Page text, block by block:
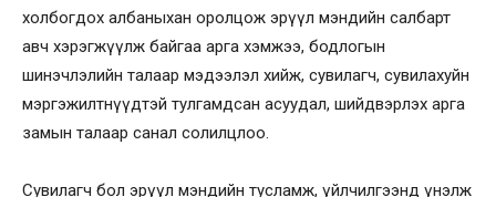
холбогдох албаныхан оролцож эрүүл мэндийн салбарт
авч хэрэгжүүлж байгаа арга хэмжээ, бодлогын
шинэчлэлийн талаар мэдээлэл хийж, сувилагч, сувилахуйн
мэргэжилтнүүдтэй тулгамдсан асуудал, шийдвэрлэх арга
замын талаар санал солилцлоо.
Сувилагч бол эрүүл мэндийн тусламж, үйлчилгээнд үнэлж